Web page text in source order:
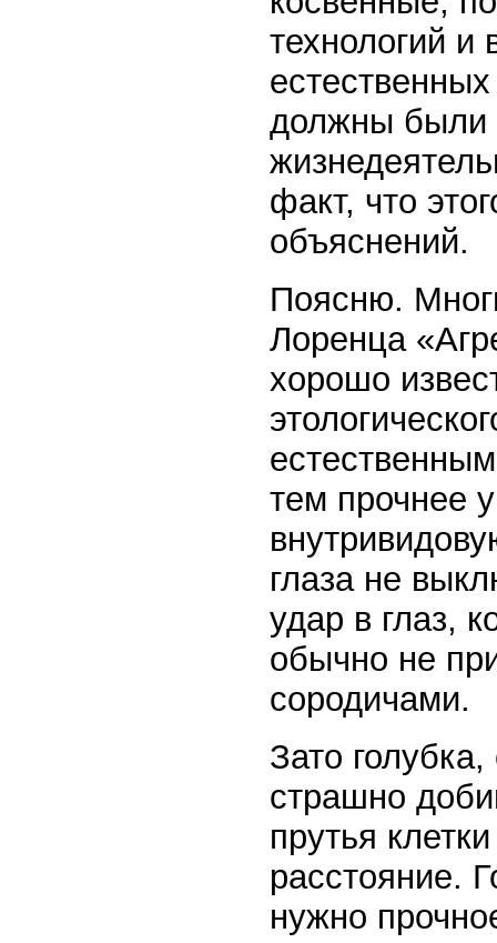
технологий и
должны были
факт, что
объяснений.
Поясню.
Лоренца
хорошо
тем прочнее
глаза не
удар в глаз,
обычно не
сородичами.
Зато
страшно
прутья
расстояние.
нужно